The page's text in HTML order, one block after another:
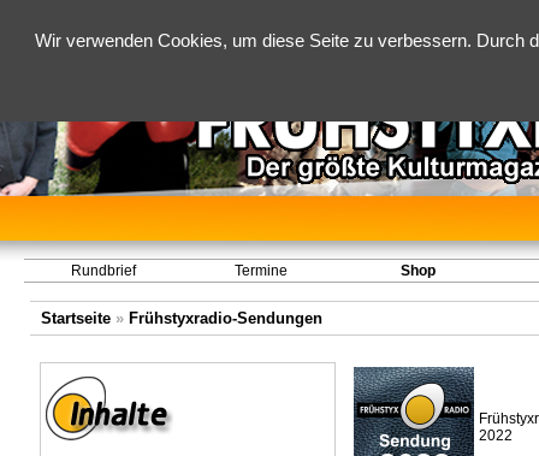
Wir verwenden Cookies, um diese Seite zu verbessern.
Rundbrief Termine Shop
Startseite» Frühstyxradio-Sendungen
2022